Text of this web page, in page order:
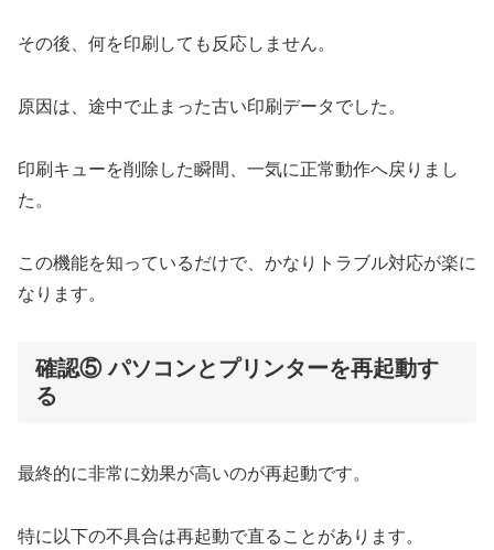
その後、何を印刷しても反応しません。
原因は、途中で止まった古い印刷データでした。
印刷キューを削除した瞬間、一気に正常動作へ戻りまし
た。
この機能を知っているだけで、かなりトラブル対応が楽に
なります。
確認⑤ パソコンとプリンターを再起動す
る
最終的に非常に効果が高いのが再起動です。
特に以下の不具合は再起動で直ることがあります。